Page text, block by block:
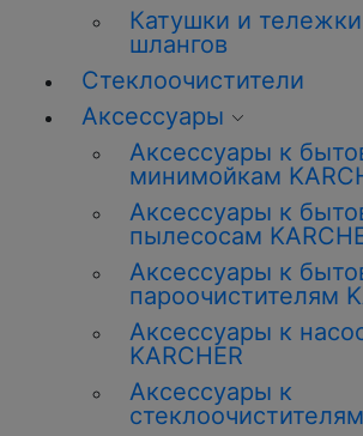
Катушки и
шлангов
Стеклоочистители
Аксессуары
Аксессуары к
минимойкам
Аксессуары к
пылесосам
Аксессуары к
пароочистителям
Аксессуары к
KARCHER
Аксессуары к